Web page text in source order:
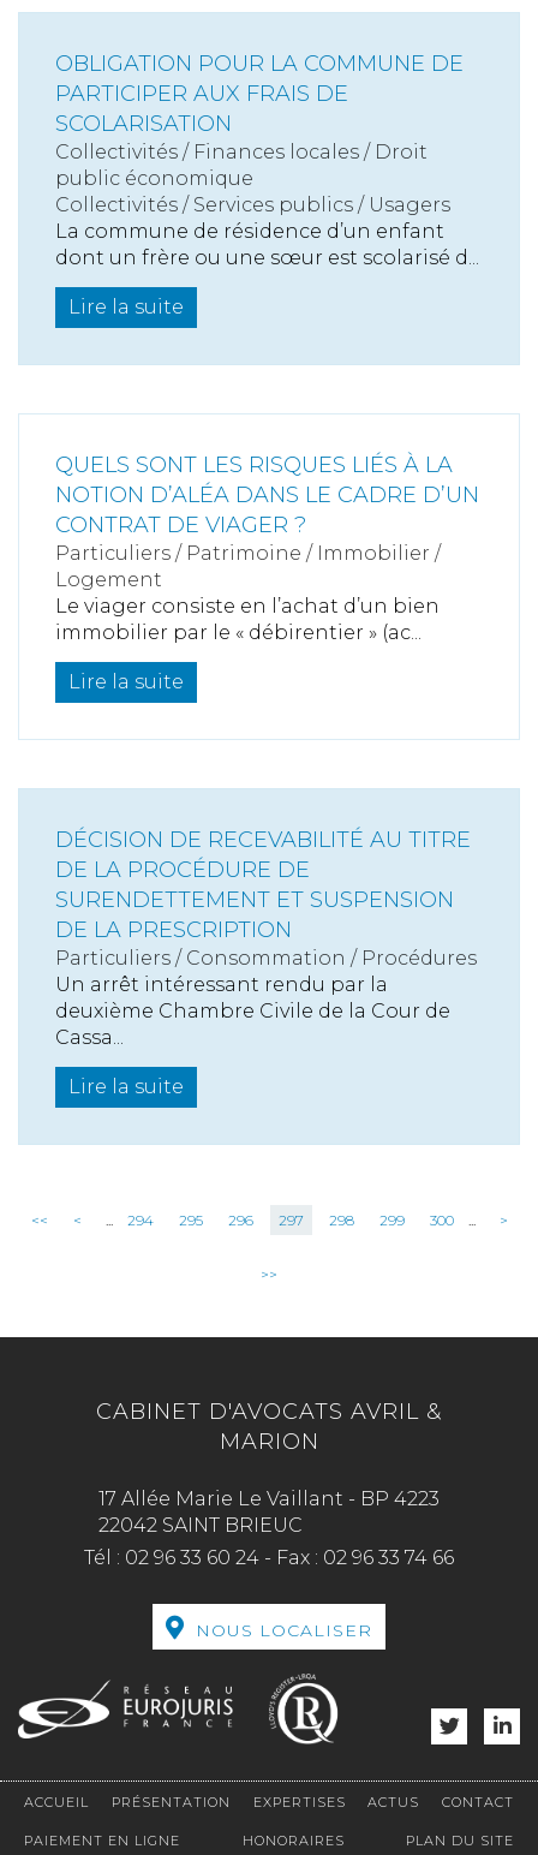
OBLIGATION POUR LA COMMUNE DE
PARTICIPER AUX FRAIS DE
SCOLARISATION
Collectivités / Finances locales / Droit
public économique
Collectivités / Services publics / Usagers
La commune de résidence d’un enfant
dont un frère ou une sœur est scolarisé d...
Lire la suite
QUELS SONT LES RISQUES LIÉS À LA
NOTION D’ALÉA DANS LE CADRE D’UN
CONTRAT DE VIAGER ?
Particuliers / Patrimoine / Immobilier /
Logement
Le viager consiste en l’achat d’un bien
immobilier par le « débirentier » (ac...
Lire la suite
DÉCISION DE RECEVABILITÉ AU TITRE
DE LA PROCÉDURE DE
SURENDETTEMENT ET SUSPENSION
DE LA PRESCRIPTION
Particuliers / Consommation / Procédures
Un arrêt intéressant rendu par la
deuxième Chambre Civile de la Cour de
Cassa...
Lire la suite
<< < ... 294 295 296 297 298 299 300 ... >
>>
CABINET D'AVOCATS AVRIL &
MARION
17 Allée Marie Le Vaillant - BP 4223
22042 SAINT BRIEUC
Tél : 02 96 33 60 24 - Fax : 02 96 33 74 66
NOUS LOCALISER
ACCUEIL PRÉSENTATION EXPERTISES ACTUS CONTACT
PAIEMENT EN LIGNE HONORAIRES PLAN DU SITE